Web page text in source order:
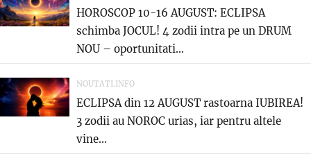
HOROSCOP 10-16 AUGUST: ECLIPSA
schimba JOCUL! 4 zodii intra pe un DRUM
NOU – oportunitati...
NOUTATI.INFO
ECLIPSA din 12 AUGUST rastoarna IUBIREA!
3 zodii au NOROC urias, iar pentru altele
vine...